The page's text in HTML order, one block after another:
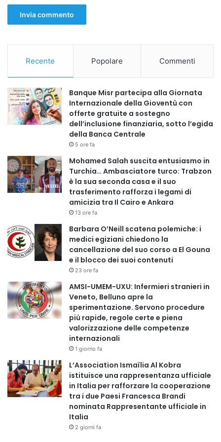
-Servizi territoriali e ambulatoriali, dove il contatto
operatori», osserva Aodi. «Quando si verificano episodi di
violenza nei luoghi di cura, viene messa in discussione
anche la serenità del lavoro sanitario e la qualità
dell’assistenza».
PROFESSIONISTE SANITARIE STRANIERE: RISORSA
DELLA SANITÀ, MA PIÙ ESPOSTE A DISCRIMINAZIONI
Le analisi della rete associativa evidenziano anche un altro
elemento di criticità: la situazione delle professioniste
sanitarie di origine straniera, sempre più presenti nel
sistema sanitario italiano. Secondo le elaborazioni AMSI-
professioniste sanitarie di origine straniera segnala di
aver subito almeno un episodio di discriminazione o
atteggiamenti ostili nel contesto lavorativo, percentuale
che sale nei reparti più esposti alla pressione
assistenziale.
Secondo le elaborazioni della rete associativa e dei
movimenti, molte di queste professioniste lavorano nei
reparti più impegnativi e nei servizi ad alta intensità
assistenziale, contribuendo in modo determinante al
funzionamento della sanità.
«Le professioniste sanitarie straniere rappresentano una
risorsa fondamentale per il nostro sistema sanitario»,
sottolinea Aodi. «Tuttavia in alcuni casi si trovano a dover
affrontare non solo le difficoltà del lavoro sanitario ma
Recente Popolare Commenti
Banque Misr partecipa alla Giornata
Internazionale della Gioventù con
offerte gratuite a sostegno
dell’inclusione finanziaria, sotto l’egida
della Banca Centrale
5 ore fa
Mohamed Salah suscita entusiasmo in
Turchia… Ambasciatore turco: Trabzon
è la sua seconda casa e il suo
trasferimento rafforza i legami di
amicizia tra Il Cairo e Ankara
13 ore fa
Barbara O’Neill scatena polemiche: i
medici egiziani chiedono la
cancellazione del suo corso a El Gouna
e il blocco dei suoi contenuti
23 ore fa
AMSI-UMEM-UXU: Infermieri stranieri in
Veneto, Belluno apre la
sperimentazione. Servono procedure
più rapide, regole certe e piena
valorizzazione delle competenze
internazionali
1 giorno fa
L’Association Ismaïlia Al Kobra
istituisce una rappresentanza ufficiale
in Italia per rafforzare la cooperazione
tra i due Paesi Francesca Brandi
nominata Rappresentante ufficiale in
Italia
2 giorni fa